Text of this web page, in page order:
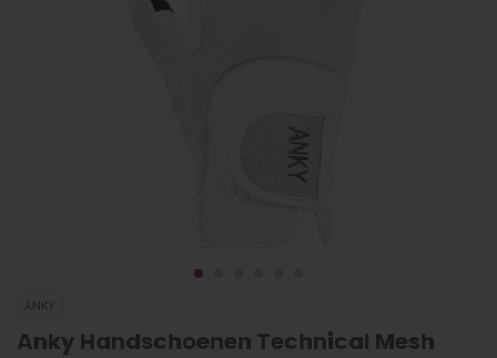
ANKY
Anky Handschoenen Technical Mesh